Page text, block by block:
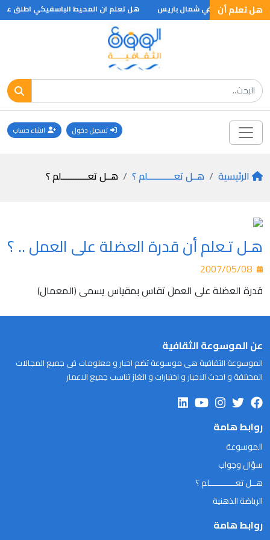
هل تعلم أن هل تعلم ان المحيط الباسفيكي اطلق عليه
تسجيل دخول انشاء حساب
الرئيسية هــل تعـــــــــــلم ؟ هــل تعـــــــــــلم ؟
هـل تـعلم أن قدرة العضلة على العمل .. ؟
قدرة العضلة على العمل تقاس بمقياس يسمى (المعمال)
عن الموسوعة الثقافية
الموسوعة الثقافية هى موسوعة تضم اخبار و معلومات فى جميع المجالات
المختلفة و احدث الاخبار و اختبارات و الغاز تناسب جميع الاعمار
روابط هامة
الموسوعة
سؤال وجواب
هــل تعـــــــــــلم ؟
الرياضة الذهنية
روابط هامة